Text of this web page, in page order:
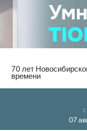
70 лет
времени
07